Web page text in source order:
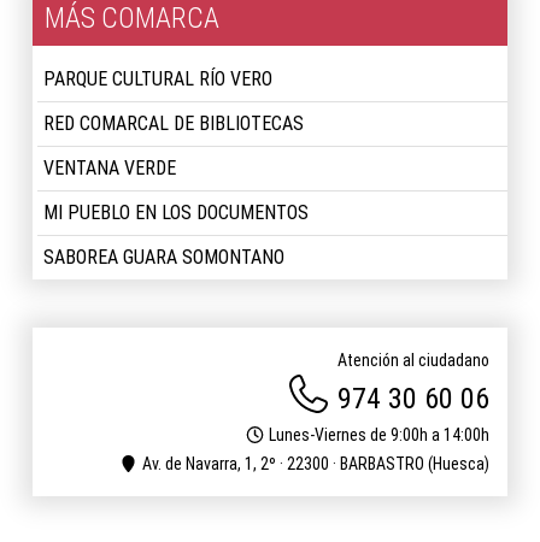
MÁS COMARCA
PARQUE CULTURAL RÍO VERO
RED COMARCAL DE BIBLIOTECAS
VENTANA VERDE
MI PUEBLO EN LOS DOCUMENTOS
SABOREA GUARA SOMONTANO
Atención al ciudadano
974 30 60 06
Lunes-Viernes de 9:00h a 14:00h
Av. de Navarra, 1, 2º · 22300 · BARBASTRO (Huesca)